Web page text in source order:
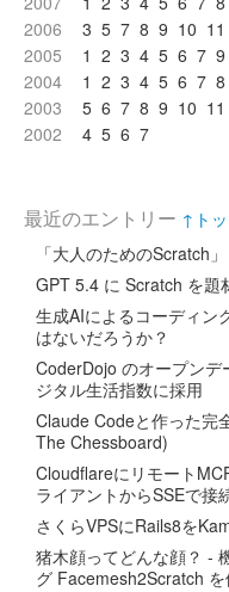
2006
3 5 7 8 9 10 11
2005
1 2 3 4 5 6 7 9
2004
1 2 3 4 5 6 7 8
2003
5 6 7 8 9 10 11
2002
4 5 6 7
最近のエントリー ↑ト
「大人のためのScratch
GPT 5.4 に Scratch を題
生成AIによるコーディン
はないだろうか？
CoderDojo のオープン
ジタル生活指数に採用
Claude Codeと作った完
The Chessboard)
Cloudflareにリモート
ライアントからSSEで接
さくらVPSにRails8を
猪木顔ってどんな顔？ -
グ Facemesh2Scratch を